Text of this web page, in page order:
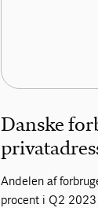
Danske
Andelen af
procent i Q2